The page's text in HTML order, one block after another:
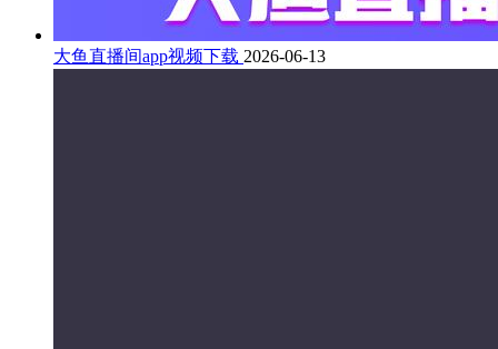
大鱼直播间app视频下载 2026-06-13